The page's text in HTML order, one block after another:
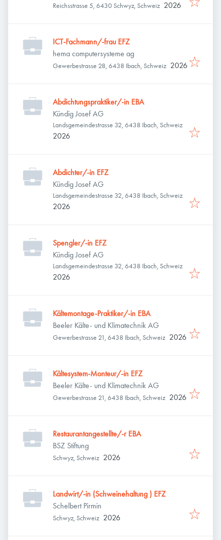
Reichsstrasse 5, 6430 Schwyz, Schweiz 2026
ICT-Fachmann/-frau EFZ
hema computersysteme ag
Gewerbestrasse 28, 6438 Ibach, Schweiz 2026
Abdichtungspraktiker/-in EBA
Kündig Josef AG
Landsgemeindestrasse 32, 6438 Ibach, Schweiz
2026
Abdichter/-in EFZ
Kündig Josef AG
Landsgemeindestrasse 32, 6438 Ibach, Schweiz
2026
Spengler/-in EFZ
Kündig Josef AG
Landsgemeindestrasse 32, 6438 Ibach, Schweiz
2026
Kältemontage-Praktiker/-in EBA
Beeler Kälte- und Klimatechnik AG
Gewerbestrasse 21, 6438 Ibach, Schweiz 2026
Kältesystem-Monteur/-in EFZ
Beeler Kälte- und Klimatechnik AG
Gewerbestrasse 21, 6438 Ibach, Schweiz 2026
Restaurantangestellte/-r EBA
BSZ Stiftung
Schwyz, Schweiz 2026
Landwirt/-in (Schweinehaltung ) EFZ
Schelbert Pirmin
Schwyz, Schweiz 2026